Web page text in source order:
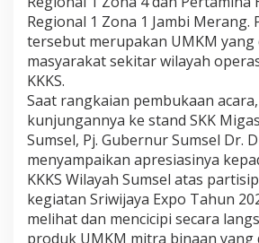
h
S
K
M
i
s
–
K
K
K
Regional 1 Zona 1 Jambi Merang.
tersebut merupakan UMKM yang
masyarakat sekitar wilayah
KKKS.
Saat rangkaian pembukaan
kunjungannya ke stand SKK
Sumsel, Pj. Gubernur Sumsel Dr.
menyampaikan apresiasinya
KKKS Wilayah Sumsel atas
kegiatan Sriwijaya Expo Tahun
melihat dan mencicipi secara
produk UMKM mitra binaan yang